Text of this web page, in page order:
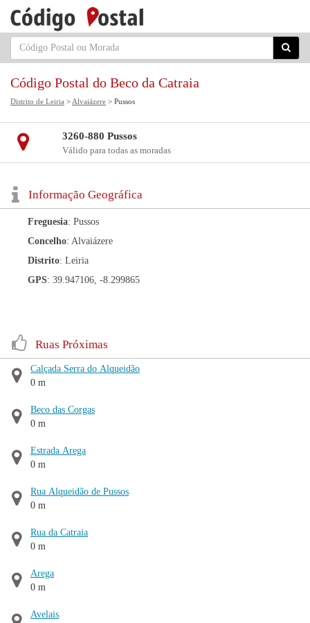
Código Postal do Beco da Catraia
Distrito de Leiria > Alvaiázere > Pussos
3260-880 Pussos
Válido para todas as moradas
Informação Geográfica
Freguesia: Pussos
Concelho: Alvaiázere
Distrito: Leiria
GPS: 39.947106, -8.299865
Ruas Próximas
Calçada Serra do Alqueidão
0 m
Beco das Corgas
0 m
Estrada Arega
0 m
Rua Alqueidão de Pussos
0 m
Rua da Catraia
0 m
Arega
0 m
Avelais